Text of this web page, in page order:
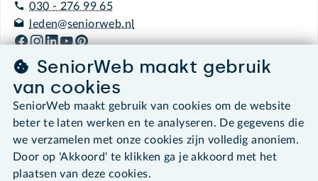
030 - 276 99 65
leden@seniorweb.nl
©2026 SeniorWeb
Algemene voorwaarden
Cookies en cookie-instellingen
SeniorWeb maakt gebruik
van cookies
SeniorWeb maakt gebruik van cookies om de website
beter te laten werken en te analyseren. De gegevens die
we verzamelen met onze cookies zijn volledig anoniem.
Door op 'Akkoord' te klikken ga je akkoord met het
plaatsen van deze cookies.